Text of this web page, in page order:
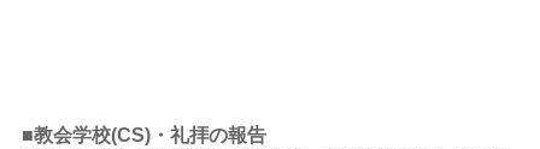
■教会学校(CS)・礼拝の報告